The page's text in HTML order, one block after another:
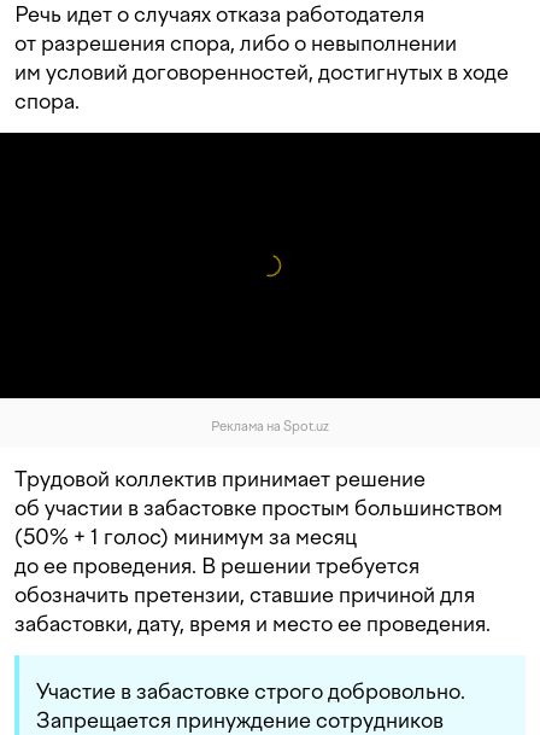
Речь идет о случаях отказа работодателя
от разрешения спора, либо о невыполнении
им условий договоренностей, достигнутых в ходе
спора.
Реклама на Spot.uz
Трудовой коллектив принимает решение
об участии в забастовке простым большинством
(50% + 1 голос) минимум за месяц
до ее проведения. В решении требуется
обозначить претензии, ставшие причиной для
забастовки, дату, время и место ее проведения.
Участие в забастовке строго добровольно.
Запрещается принуждение сотрудников